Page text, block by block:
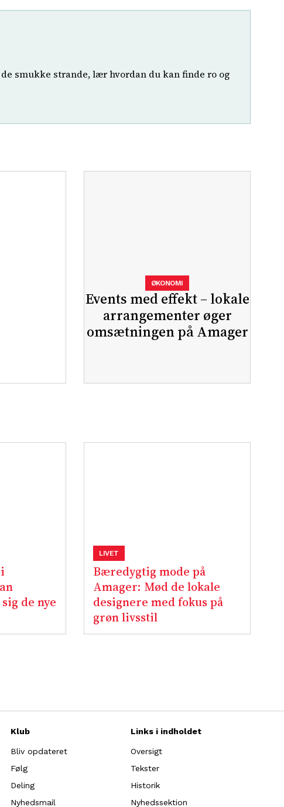
smukke strande, lær hvordan du kan finde ro og
Events med effekt – lokale
arrangementer øger
omsætningen på Amager
ØKONOMI
de nye
Bæredygtig mode på
Amager: Mød de lokale
designere med fokus på
grøn livsstil
LIVET
Klub
Bliv opdateret
Følg
Deling
Nyhedsmail
Links i indholdet
Oversigt
Tekster
Historik
Nyhedssektion